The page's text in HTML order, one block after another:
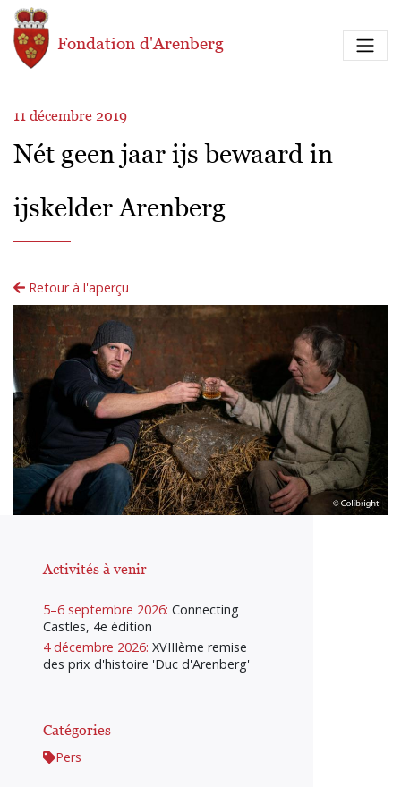
Aller au contenu principal
Fondation d'Arenberg
11 décembre 2019
Nét geen jaar ijs bewaard in
ijskelder Arenberg
Retour à l'aperçu
Activités à venir
5–6 septembre 2026: Connecting
Castles, 4e édition
4 décembre 2026: XVIIIème remise
des prix d'histoire 'Duc d'Arenberg'
Catégories
Pers